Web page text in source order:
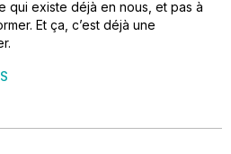
qui existe déjà en nous, et pas à
Et ça, c’est déjà une